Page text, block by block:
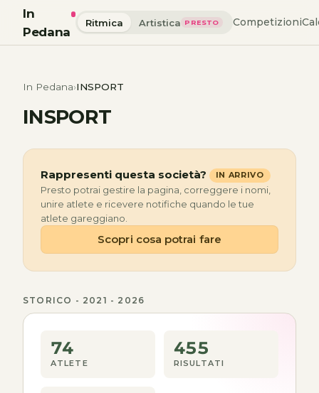
In
Pedana
Ritmica Artistica PRESTO Competizioni
In Pedana INSPORT
INSPORT
Rappresenti questa società? IN ARRIVO
Presto potrai gestire la pagina, correggere i nomi,
unire atlete e ricevere notifiche quando le tue
atlete gareggiano.
Scopri cosa potrai fare
STORICO - 2021 - 2026
74
ATLETE
455
RISULTATI